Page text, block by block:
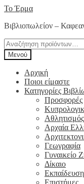
Απευθείας
στην
Μετάβαση
περιεχόμενο
Το Έρμα
Βιβλιοπωλείον –
Αναζήτηση
για:Μενού
Αρχική
Ποιοι είμαστε
Κατηγορίες
Προσφορές
Αθλητισμός
Αρχαία
Γεωγραφία
Γυναικείο
Δίκαιο
Επιστήμες